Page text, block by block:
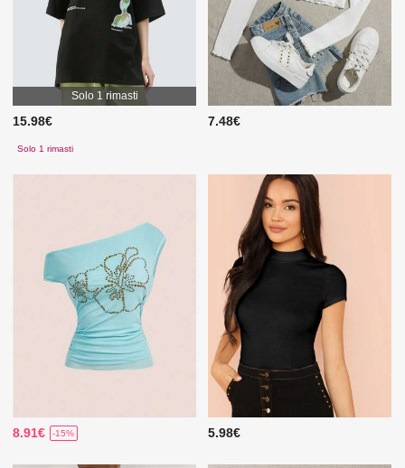
Solo 1 rimasti
15.98€
Solo 1 rimasti
7.48€
8.91€ -15% 5.98€